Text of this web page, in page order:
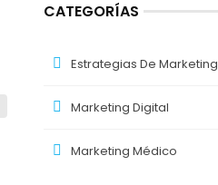
CATEGORÍAS
Estrategias De Marketing
Marketing Digital
Marketing Médico